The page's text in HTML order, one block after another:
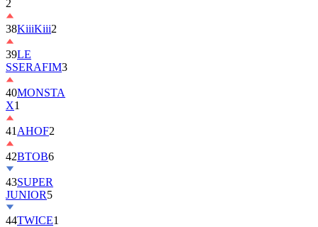
2
38KiiiKiii2
39LE
SSERAFIM3
40MONSTA
X1
41 AHOF2
42BTOB6
43SUPER
JUNIOR5
44TWICE1